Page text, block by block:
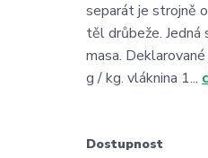
separát je strojně
těl drůbeže.
masa.
g / kg. vláknina 1...
Dostupnost